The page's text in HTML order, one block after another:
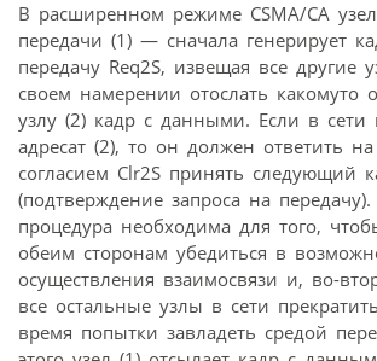
В расширенном режиме CSMA/CA
передачи (1) — сначала генерирует
передачу Req2S, извещая все другие
своем намерении отослать какомуто
узлу (2) кадр с данными. Если в сети
адресат (2), то он должен ответить на
согласием Clr2S принять следующий
(подтверждение запроса на передачу).
процедура необходима для того,
обеим сторонам убедиться в
осуществления взаимосвязи и, во-
все остальные узлы в сети
время попытки завладеть средой